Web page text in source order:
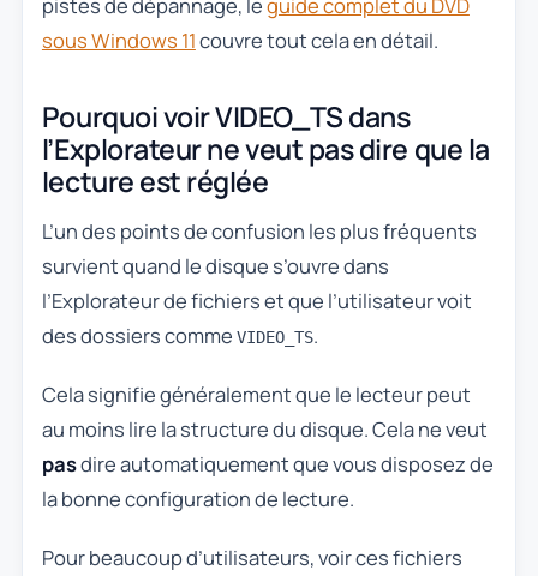
sous Windows 11couvre tout cela en détail.
Pourquoi voir VIDEO_TS dans
l’Explorateur ne veut pas dire que la
lecture est réglée
L’un des points de confusion les plus fréquents
survient quand le disque s’ouvre dans
l’Explorateur de fichiers et que l’utilisateur voit
des dossiers comme VIDEO_TS.
Cela signifie généralement que le lecteur peut
au moins lire la structure du disque. Cela ne veut
pasdire automatiquement que vous disposez de
la bonne configuration de lecture.
Pour beaucoup d’utilisateurs, voir ces fichiers